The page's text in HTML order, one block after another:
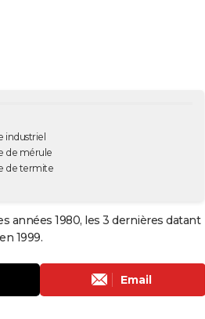
industriel
de mérule
de termite
années 1980, les 3 dernières datant
1999.
Email